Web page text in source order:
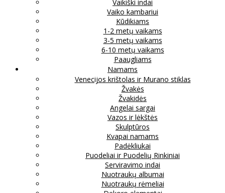
Vaikiški indai
Vaiko kambariui
Kūdikiams
1-2 metų vaikams
3-5 metų vaikams
6-10 metų vaikams
Paaugliams
Namams
Venecijos krištolas ir Murano stiklas
Žvakės
Žvakidės
Angelai sargai
Vazos ir lėkštės
Skulptūros
Kvapai namams
Padėkliukai
Puodeliai ir Puodelių Rinkiniai
Serviravimo indai
Nuotraukų albumai
Nuotraukų rėmeliai